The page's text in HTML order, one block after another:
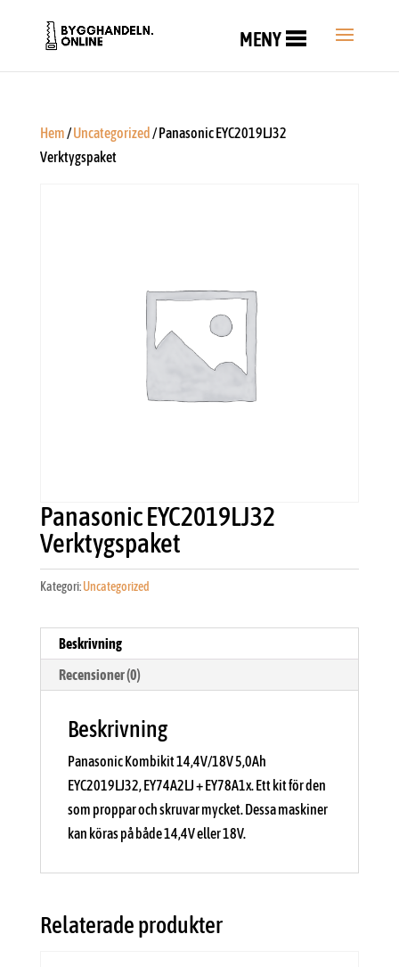
MENY
Hem/Uncategorized / Panasonic EYC2019LJ32
Verktygspaket
Panasonic EYC2019LJ32
Verktygspaket
Kategori:Uncategorized
Beskrivning
Recensioner (0)
Beskrivning
Panasonic Kombikit 14,4V/18V 5,0Ah
EYC2019LJ32, EY74A2LJ + EY78A1x. Ett kit för den
som proppar och skruvar mycket. Dessa maskiner
kan köras på både 14,4V eller 18V.
Relaterade produkter